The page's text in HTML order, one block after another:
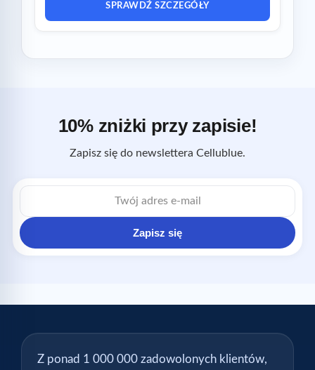
SPRAWDŹ SZCZEGÓŁY
10% zniżki przy zapisie!
Zapisz się do newslettera Cellublue.
Adres
e-
Zapisz się
Z ponad 1 000 000 zadowolonych klientów,